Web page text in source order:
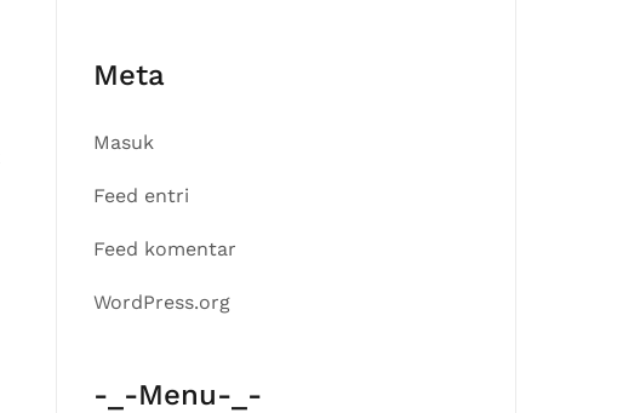
Meta
Masuk
Feed entri
Feed komentar
WordPress.org
-_-Menu-_-